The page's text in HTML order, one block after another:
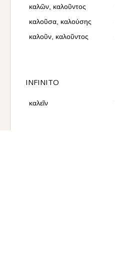
καλῶν, καλοῦντος
καλοῦσα, καλούσης
καλοῦν, καλοῦντος
INFINITO
καλεῖν